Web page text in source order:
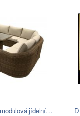
jídelní…